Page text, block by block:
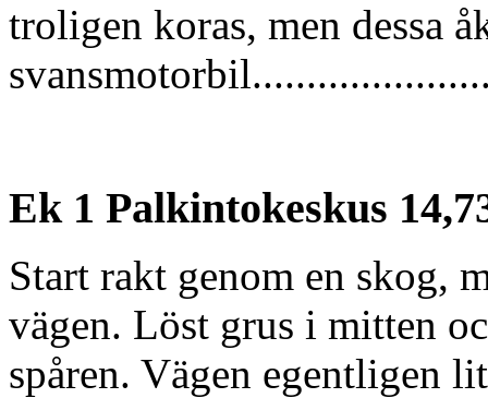
troligen koras, men dessa
Ek 1 Palkintokeskus
Start rakt genom en skog,
vägen. Löst grus i mitten
spåren. Vägen egentligen